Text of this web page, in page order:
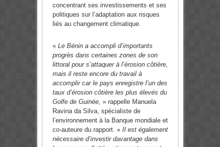
concentrant ses investissements et ses
politiques sur l’adaptation aux risques
liés au changement climatique.
« Le Bénin a accompli d’importants
progrès dans certaines zones de son
littoral pour s’attaquer à l’érosion côtière,
mais il reste encore du travail à
accomplir car le pays enregistre l’un des
taux d’érosion côtière les plus élevés du
Golfe de Guinée, » rappelle Manuela
Ravina da Silva, spécialiste de
l’environnement à la Banque mondiale et
co-auteure du rapport. « Il est également
nécessaire d’investir davantage dans